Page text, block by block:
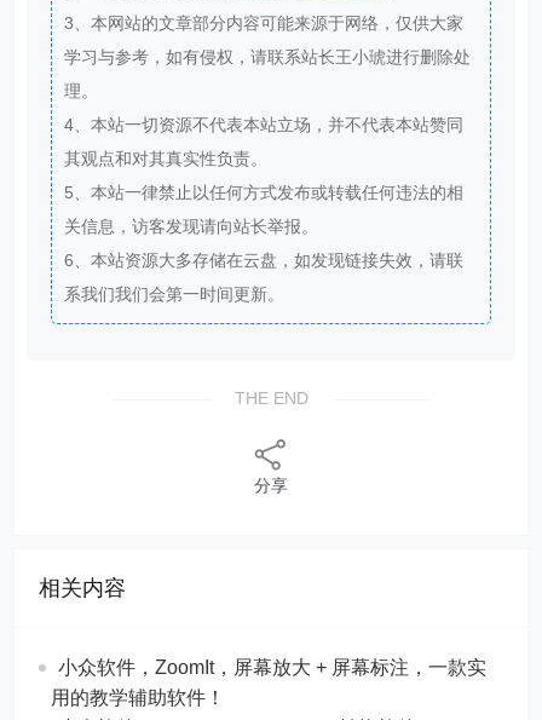
3、本网站的文章部分内容可能来源于网络，仅供大家
学习与参考，如有侵权，请联系站长王小琥进行删除处
理。
4、本站一切资源不代表本站立场，并不代表本站赞同
其观点和对其真实性负责。
5、本站一律禁止以任何方式发布或转载任何违法的相
关信息，访客发现请向站长举报。
6、本站资源大多存储在云盘，如发现链接失效，请联
系我们我们会第一时间更新。
THE END
分享
相关内容
​​小众软件，ZoomIt，屏幕放大 + 屏幕标注，一款实
用的教学辅助软件！